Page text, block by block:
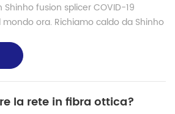
fusion splicer COVID-19
ora. Richiamo caldo da Shinho
le mani...
la rete in fibra ottica?